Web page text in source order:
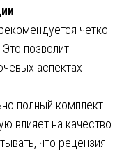
четко
позволит
аспектах
полный комплект
влияет на качество
что рецензия